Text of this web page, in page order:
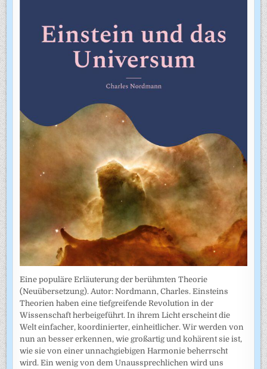
Eine populäre Erläuterung der berühmten Theorie
(Neuübersetzung). Autor: Nordmann, Charles. Einsteins
Theorien haben eine tiefgreifende Revolution in der
Wissenschaft herbeigeführt. In ihrem Licht erscheint die
Welt einfacher, koordinierter, einheitlicher. Wir werden von
nun an besser erkennen, wie großartig und kohärent sie ist,
wie sie von einer unnachgiebigen Harmonie beherrscht
wird. Ein wenig von dem Unaussprechlichen wird uns